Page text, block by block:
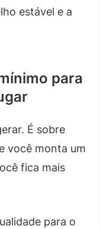
estável e a
para
É sobre
você monta um
fica mais
para o